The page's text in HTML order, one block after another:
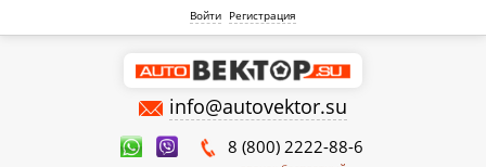
Войти Регистрация
info@autovektor.su
8 (800) 2222-88-6